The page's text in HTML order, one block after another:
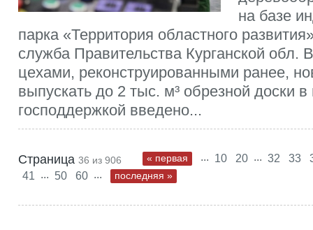
на базе
парка «Территория областного
служба Правительства Курганской обл.
цехами, реконструированными ранее,
выпускать до 2 тыс. м³ обрезной доски
господдержкой введено...
Страница 36 из 906 « первая ... 10 20 ... 32 33
41 ... 50 60 ... последняя »